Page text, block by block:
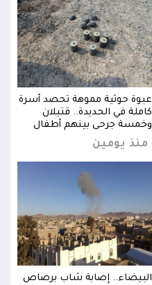
عبوة حوثية مموهة تحصد أسرة
كاملة في الحديدة.. قتيلان
وخمسة جرحى بينهم أطفال
منذ يومين
البيضاء.. إصابة شاب برصاص